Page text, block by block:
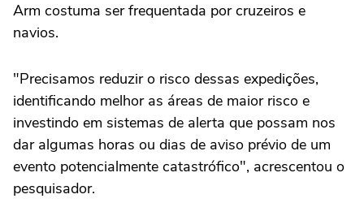
Arm costuma ser frequentada por cruzeiros e
navios.
"Precisamos reduzir o risco dessas expedições,
identificando melhor as áreas de maior risco e
investindo em sistemas de alerta que possam nos
dar algumas horas ou dias de aviso prévio de um
evento potencialmente catastrófico", acrescentou o
pesquisador.